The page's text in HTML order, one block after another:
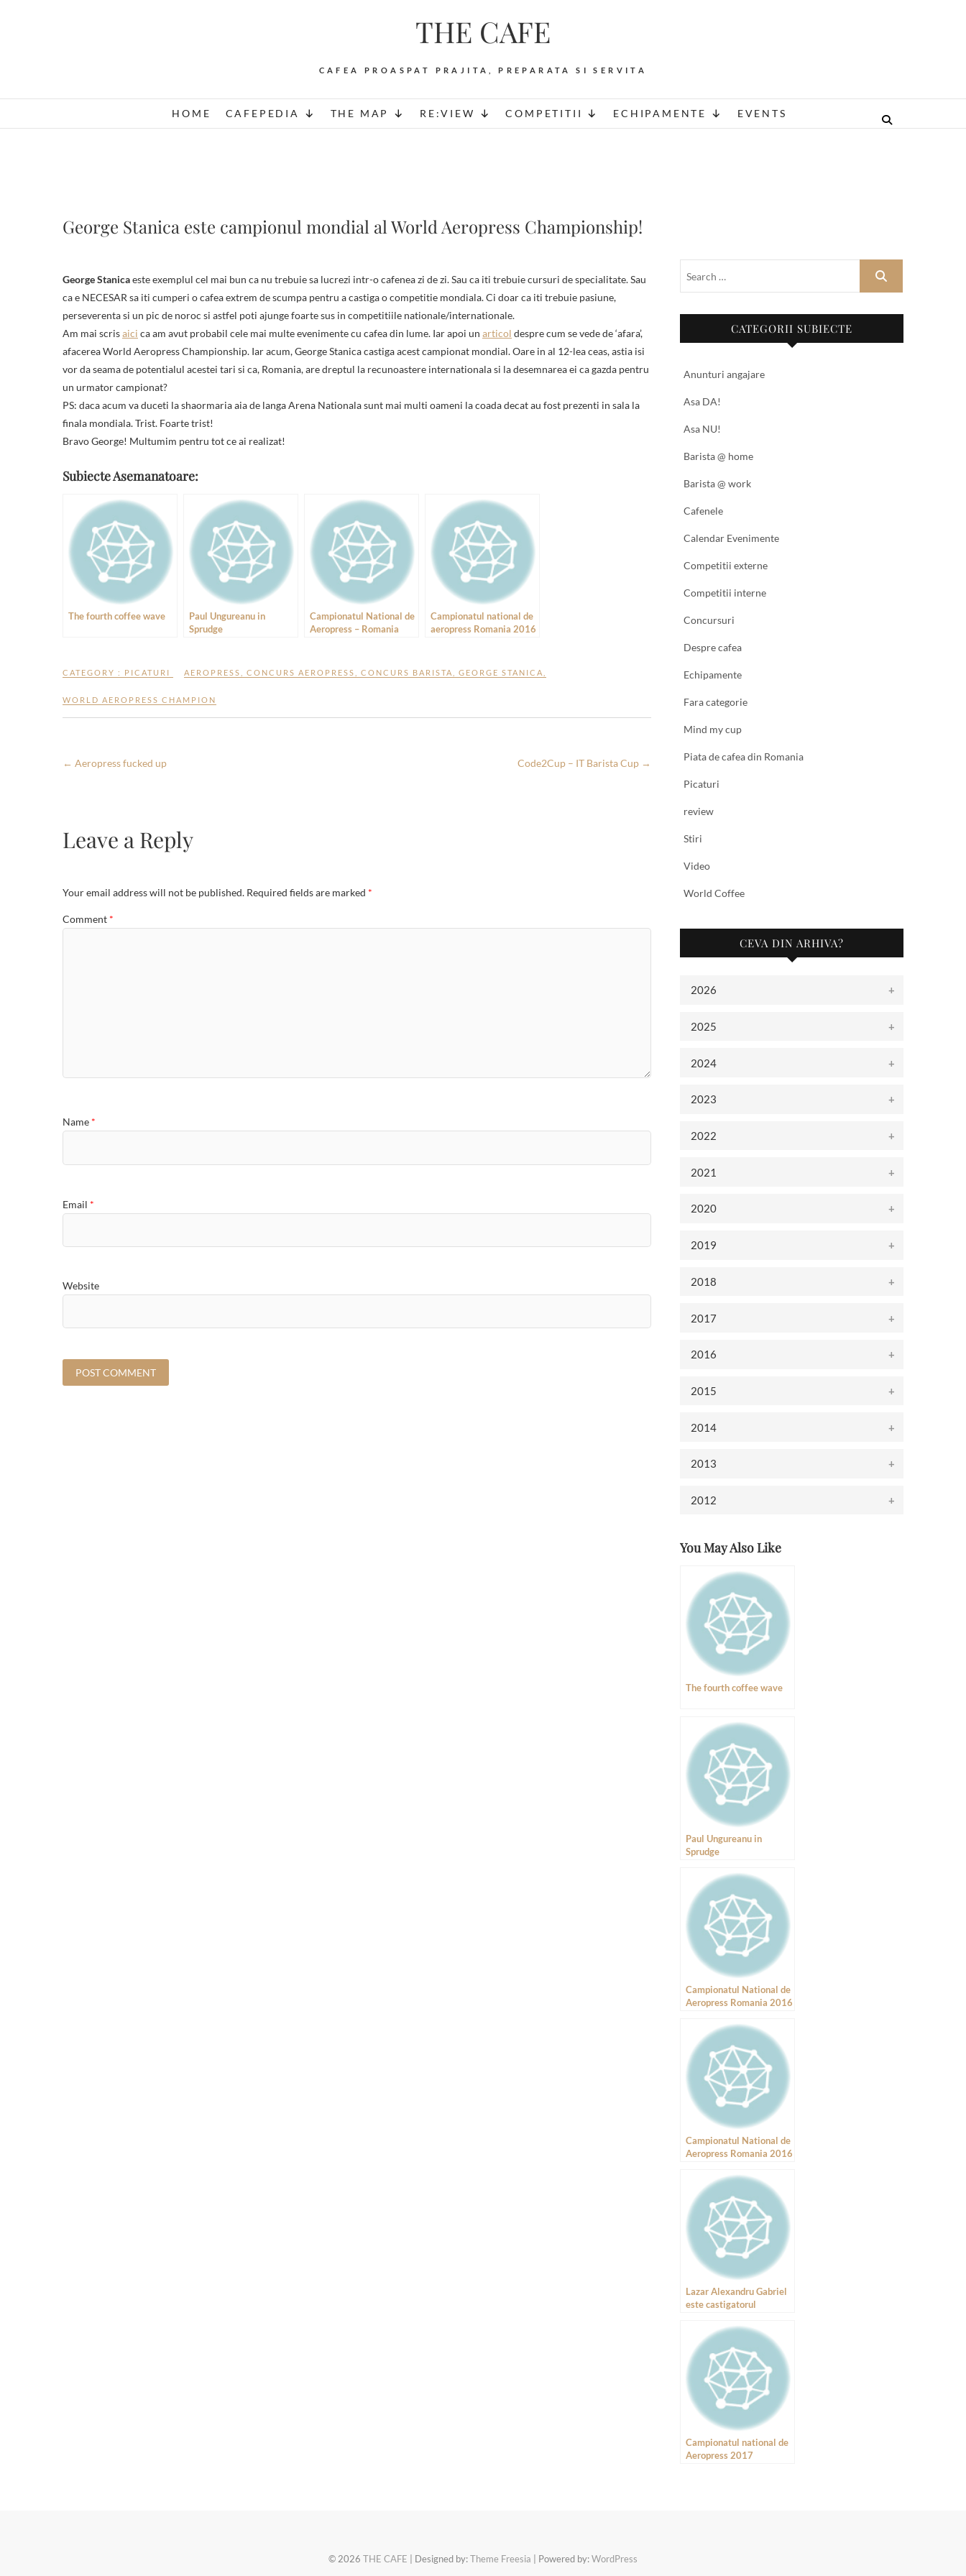
THE CAFE
CAFEA PROASPAT PRAJITA, PREPARATA SI SERVITA
HOME CAFEPEDIA THE MAP RE:VIEW COMPETITII ECHIPAMENTE EVENTS
George Stanica este campionul mondial al World Aeropress Championship!
George Stanicaeste exemplul cel mai bun ca nu trebuie sa lucrezi intr-o cafenea zi de zi. Sau ca iti trebuie cursuri de specialitate. Sau
ca e NECESAR sa iti cumperi o cafea extrem de scumpa pentru a castiga o competitie mondiala. Ci doar ca iti trebuie pasiune,
perseverenta si un pic de noroc si astfel poti ajunge foarte sus in competitiile nationale/internationale.
Am mai scrisaici ca am avut probabil cele mai multe evenimente cu cafea din lume. Iar apoi un articol despre cum se vede de ‘afara’,
afacerea World Aeropress Championship. Iar acum, George Stanica castiga acest campionat mondial. Oare in al 12-lea ceas, astia isi
vor da seama de potentialul acestei tari si ca, Romania, are dreptul la recunoastere internationala si la desemnarea ei ca gazda pentru
un urmator campionat?
PS: daca acum va duceti la shaormaria aia de langa Arena Nationala sunt mai multi oameni la coada decat au fost prezenti in sala la
finala mondiala. Trist. Foarte trist!
Bravo George! Multumim pentru tot ce ai realizat!
Subiecte Asemanatoare:
The fourth coffee wave
Paul Ungureanu in
Sprudge
Campionatul National de
Aeropress – Romania
Campionatul national de
aeropress Romania 2016
CATEGORY : PICATURI AEROPRESS CONCURS AEROPRESS CONCURS BARISTA GEORGE STANICA
WORLD AEROPRESS CHAMPION
← Aeropress fucked up Code2Cup – IT Barista Cup →
Leave a Reply
Your email address will not be published. Required fields are marked *
Comment *
Name *
Email *
Website
CATEGORII SUBIECTE
Anunturi angajare
Asa DA!
Asa NU!
Barista @ home
Barista @ work
Cafenele
Calendar Evenimente
Competitii externe
Competitii interne
Concursuri
Despre cafea
Echipamente
Fara categorie
Mind my cup
Piata de cafea din Romania
Picaturi
review
Stiri
Video
World Coffee
CEVA DIN ARHIVA?
2026
2025
2024
2023
2022
2021
2020
2019
2018
2017
2016
2015
2014
2013
2012
You May Also Like
The fourth coffee wave
Paul Ungureanu in
Sprudge
Campionatul National de
Aeropress Romania 2016
Campionatul National de
Aeropress Romania 2016
Lazar Alexandru Gabriel
este castigatorul
de Aeropress din
Romania 2016
Campionatul national de
Aeropress 2017
© 2026 THE CAFE | Designed by:Theme Freesia | Powered by:WordPress